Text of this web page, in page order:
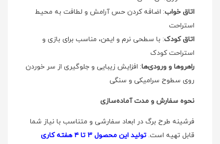
اتاق خواب: اضافه کردن حس آرامش و لطافت به محیط
استراحت
اتاق کودک: با سطحی نرم و ایمن، مناسب برای بازی و
استراحت کودک
راهروها و ورودی‌ها: افزایش زیبایی و جلوگیری از سر خوردن
روی سطوح سرامیکی و سنگی
نحوه سفارش و مدت آماده‌سازی
فرشینه طرح برگ در ابعاد سفارشی و متناسب با نیاز شما
قابل تهیه است.
تولید این محصول ۳ تا ۴ هفته کاری